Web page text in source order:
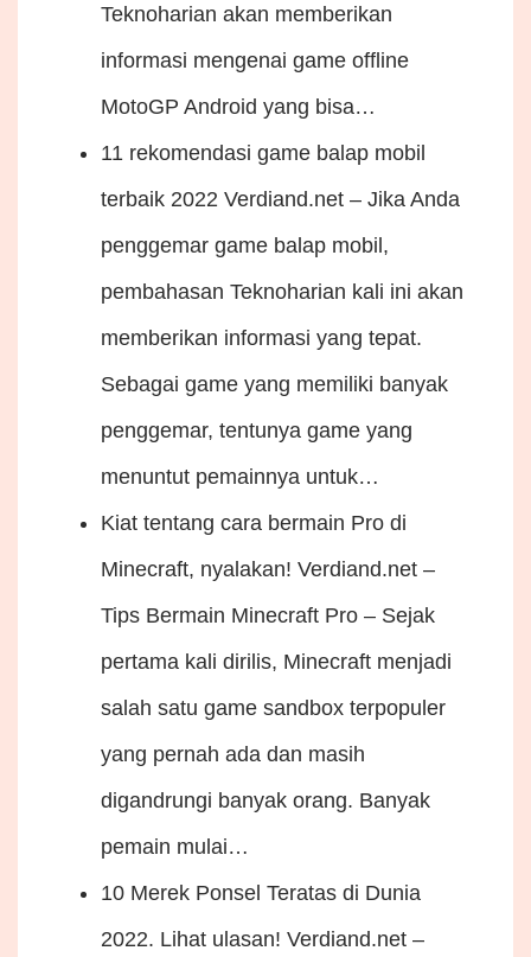
Teknoharian akan memberikan
informasi mengenai game offline
MotoGP Android yang bisa…
11 rekomendasi game balap mobil
terbaik 2022 Verdiand.net – Jika Anda
penggemar game balap mobil,
pembahasan Teknoharian kali ini akan
memberikan informasi yang tepat.
Sebagai game yang memiliki banyak
penggemar, tentunya game yang
menuntut pemainnya untuk…
Kiat tentang cara bermain Pro di
Minecraft, nyalakan! Verdiand.net –
Tips Bermain Minecraft Pro – Sejak
pertama kali dirilis, Minecraft menjadi
salah satu game sandbox terpopuler
yang pernah ada dan masih
digandrungi banyak orang. Banyak
pemain mulai…
10 Merek Ponsel Teratas di Dunia
2022. Lihat ulasan! Verdiand.net –